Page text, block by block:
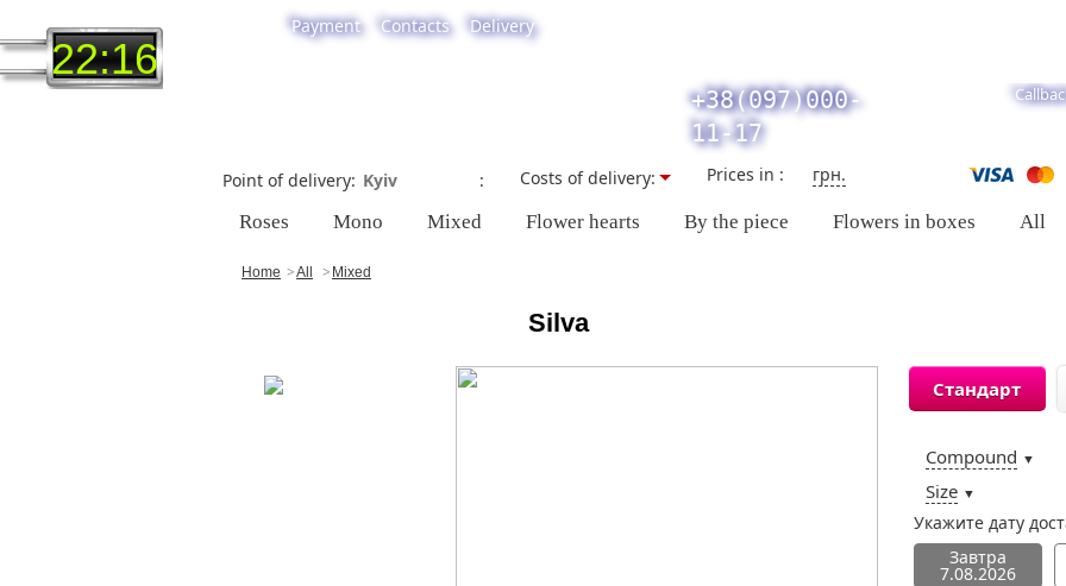
22:16
Payment Contacts Delivery
+38(097)000-
11-17
Point of delivery Costs of delivery: Prices in : грн.
Roses Mono Mixed Flower hearts By the piece Flowers in boxes All
Home All Mixed
Silva
Стандарт
Compound ▼
Size ▼
Укажите дату
Завтра
7.08.2026